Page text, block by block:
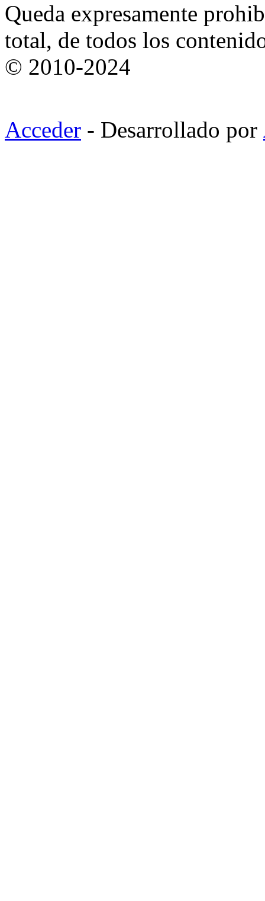
Queda expresamente
total, de todos los
© 2010-2024
Acceder - Desarrollado por